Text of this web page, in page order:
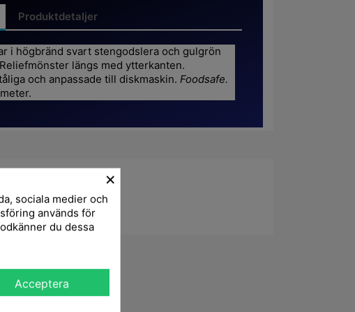
Produktdetaljer
i högbränd svart stengodslera och gulgrön
längs med ytterkanten.
och anpassade till diskmaskin. Foodsafe.
×
sociala medier och
används för
du dessa
Acceptera